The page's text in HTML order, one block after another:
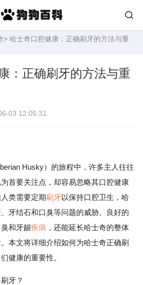
> 哈士奇口腔健康：正确刷牙的方法与重
：正确刷牙的方法与重
03 12:05:31
Husky）的旅程中，许多主人往往
首要关注点，却容易忽略其口腔健康
类需要定期刷牙以保持口腔卫生，哈
牙结石和口臭等问题的威胁。良好的
和牙龈疾病 ，还能延长哈士奇的整体
本文将详细介绍如何为哈士奇正确刷
健康的重要性。
牙？